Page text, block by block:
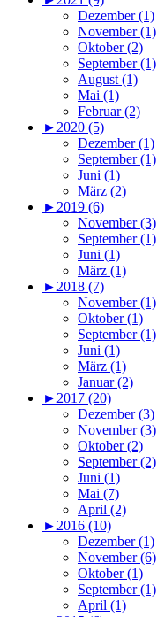
Dezember (1)
November (1)
Oktober (2)
September (1)
August (1)
Mai (1)
Februar (2)
► 2020 (5)
Dezember (1)
September (1)
Juni (1)
März (2)
► 2019 (6)
November (3)
September (1)
Juni (1)
März (1)
► 2018 (7)
November (1)
Oktober (1)
September (1)
Juni (1)
März (1)
Januar (2)
► 2017 (20)
Dezember (3)
November (3)
Oktober (2)
September (2)
Juni (1)
Mai (7)
April (2)
► 2016 (10)
Dezember (1)
November (6)
Oktober (1)
September (1)
April (1)